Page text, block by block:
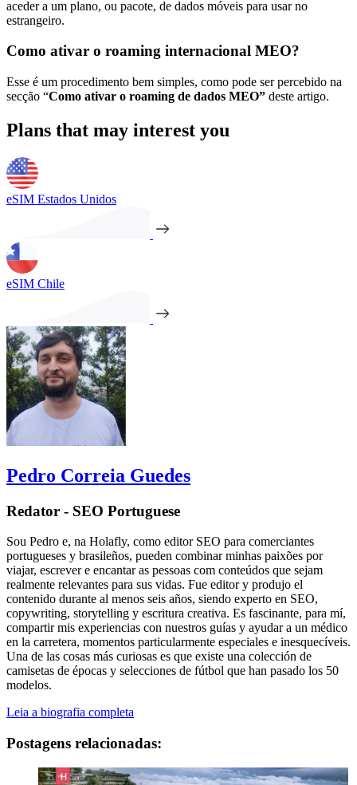
aceder a um plano, ou pacote, de dados móveis para usar no
estrangeiro.
Como ativar o roaming internacional MEO?
Esse é um procedimento bem simples, como pode ser percebido na
secção “Como ativar o roaming de dados MEO” deste artigo.
Plans that may interest you
eSIM Estados Unidos
eSIM Chile
Pedro Correia Guedes
Redator - SEO Portuguese
Sou Pedro e, na Holafly, como editor SEO para comerciantes
portugueses y brasileños, pueden combinar minhas paixões por
viajar, escrever e encantar as pessoas com conteúdos que sejam
realmente relevantes para sus vidas. Fue editor y produjo el
contenido durante al menos seis años, siendo experto en SEO,
copywriting, storytelling y escritura creativa. Es fascinante, para mí,
compartir mis experiencias con nuestros guías y ayudar a un médico
en la carretera, momentos particularmente especiales e inesquecíveis.
Una de las cosas más curiosas es que existe una colección de
camisetas de épocas y selecciones de fútbol que han pasado los 50
modelos.
Leia a biografia completa
Postagens relacionadas: